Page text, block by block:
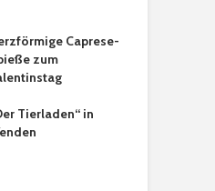
Caprese-
zum
Tierladen“ in